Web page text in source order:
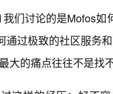
们讨论的是Mofos如
通过极致的社区服务
大的痛点往往不是找